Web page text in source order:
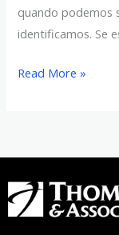
quando podemos
identificamos. Se
Read More »